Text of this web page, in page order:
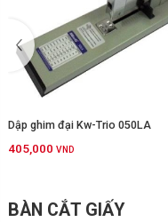
Dập ghim đại Kw-Trio 050LA
405,000 VND
BÀN CẮT GIẤY